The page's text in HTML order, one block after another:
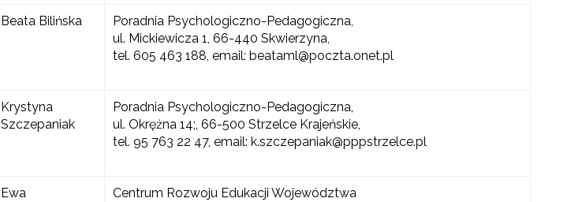
Beata Bilińska
Poradnia Psychologiczno-Pedagogiczna,
ul. Mickiewicza 1, 66-440 Skwierzyna,
tel. 605 463 188, email: beataml@poczta.onet.pl
Krystyna
Szczepaniak
Poradnia Psychologiczno-Pedagogiczna,
ul. Okrężna 14;, 66-500 Strzelce Krajeńskie,
tel. 95 763 22 47, email: k.szczepaniak@pppstrzelce.pl
Ewa
Centrum Rozwoju Edukacji Województwa